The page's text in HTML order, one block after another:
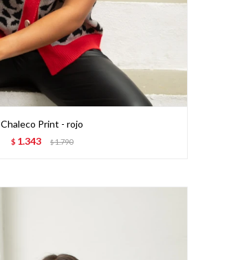
Chaleco Print - rojo
$ 1.343 $1.790